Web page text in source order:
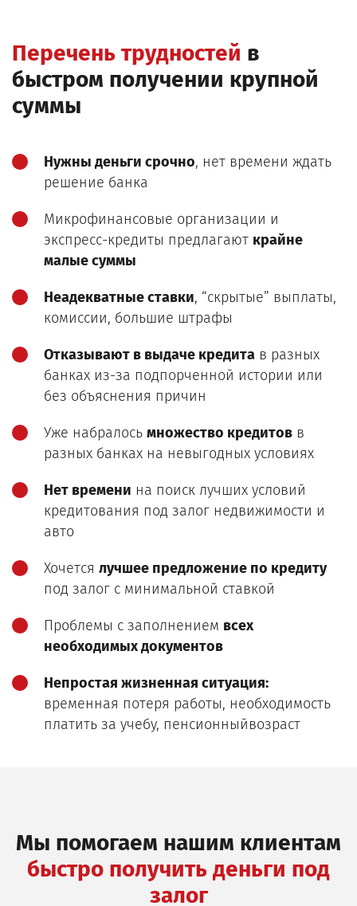
Перечень трудностей в
быстром получении крупной
суммы
Нужны деньги срочно, нет времени ждать
решение банка
Микрофинансовые организации и
экспресс-кредиты предлагают крайне
малые суммы
Неадекватные ставки, “скрытые” выплаты,
комиссии, большие штрафы
Отказывают в выдаче кредита в разных
банках из-за подпорченной истории или
без объяснения причин
Уже набралосьмножество кредитов в
разных банках на невыгодных условиях
Нет времени на поиск лучших условий
кредитования под залог недвижимости и
авто
Хочется лучшее предложение по кредиту
под залог с минимальной ставкой
Проблемы с заполнением всех
необходимых документов
Непростая жизненная ситуация:
временная потеря работы, необходимость
платить за учебу, пенсионныйвозраст
Мы помогаем нашим клиентам
быстро получить деньги под
залог